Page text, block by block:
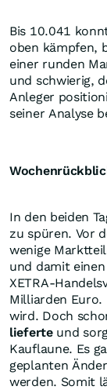
Bis 10.041
oben kämpfen,
einer runden
und schwierig,
Anleger
seiner Analyse
In den beiden
zu spüren. Vor
wenige
und damit
XETRA-
Milliarden
wird. Doch
lieferteund
Kauflaune. Es
geplanten
werden. Somit